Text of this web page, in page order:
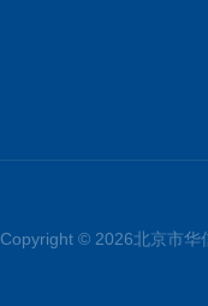
Copyright © 2026北京市华